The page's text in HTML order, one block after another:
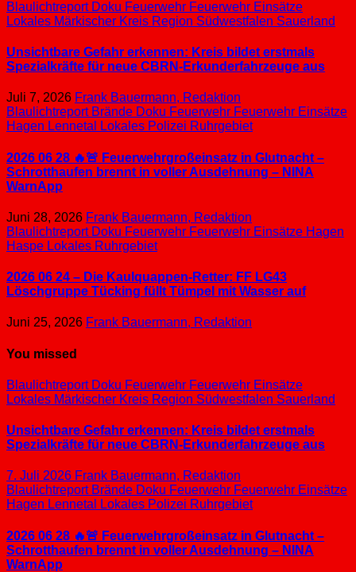
Blaulichtreport Doku Feuerwehr Feuerwehr Einsätze
Lokales Märkischer Kreis Region Südwestfalen Sauerland
Unsichtbare Gefahr erkennen: Kreis bildet erstmals
Spezialkräfte für neue CBRN-Erkunderfahrzeuge aus
Juli 7, 2026 Frank Bauermann, Redaktion
Blaulichtreport Brände Doku Feuerwehr Feuerwehr Einsätze
Hagen Lennetal Lokales Polizei Ruhrgebiet
2026 06 28 🔥🚨 Feuerwehrgroßeinsatz in Glutnacht –
Schrotthaufen brennt in voller Ausdehnung – NINA
WarnApp
Juni 28, 2026 Frank Bauermann, Redaktion
Blaulichtreport Doku Feuerwehr Feuerwehr Einsätze Hagen
Haspe Lokales Ruhrgebiet
2026 06 24 – Die Kaulquappen-Retter: FF LG43
Löschgruppe Tücking füllt Tümpel mit Wasser auf
Juni 25, 2026 Frank Bauermann, Redaktion
You missed
Blaulichtreport Doku Feuerwehr Feuerwehr Einsätze
Lokales Märkischer Kreis Region Südwestfalen Sauerland
Unsichtbare Gefahr erkennen: Kreis bildet erstmals
Spezialkräfte für neue CBRN-Erkunderfahrzeuge aus
7. Juli 2026 Frank Bauermann, Redaktion
Blaulichtreport Brände Doku Feuerwehr Feuerwehr Einsätze
Hagen Lennetal Lokales Polizei Ruhrgebiet
2026 06 28 🔥🚨 Feuerwehrgroßeinsatz in Glutnacht –
Schrotthaufen brennt in voller Ausdehnung – NINA
WarnApp